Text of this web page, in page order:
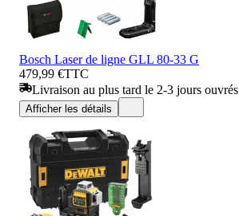
Bosch Laser de ligne GLL 80-33 G
479,99 €TTC
Livraison au plus tard le 2-3 jours ouvrés
Afficher les détails